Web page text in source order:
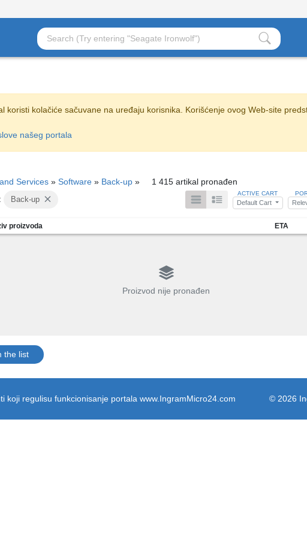
koristi kolačiće sačuvane na uređaju korisnika. Korišćenje ovog Web-site
našeg portala
Services » Software » Back-up »
1 415 artikal pronađen
Back-up
ACTIVE CART
Default Cart
proizvoda ETA
Proizvod nije pronađen
the list
koji regulisu funkcionisanje portala www.IngramMicro24.com © 2026